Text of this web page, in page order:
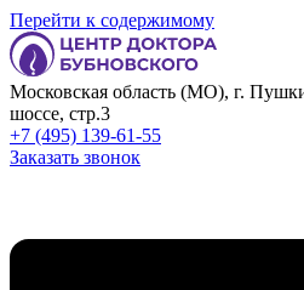
Перейти к содержимому
Московская область (МО), г.
шоссе, стр.3
+7 (495) 139-61-55
Заказать звонок